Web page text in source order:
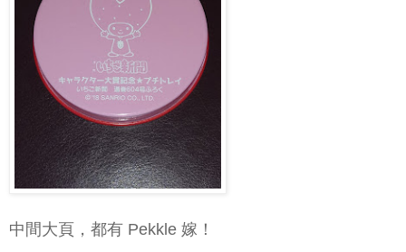
中間大頁，都有 Pekkle 嫁！